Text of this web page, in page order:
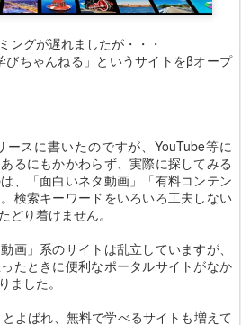
ングが遅れましたが・・・
ちゃんねる」というサイトをβオープ
スに書いたのですが、YouTube等に
るにもかかわらず、実際に探してみる
、「面白いネタ動画」「有料コンテン
検索キーワードをいろいろ工夫しない
どり着けません。
画」系のサイトは乱立していますが、
たときに便利なポータルサイトがなか
ました。
よばれ、無料で学べるサイトも増えて